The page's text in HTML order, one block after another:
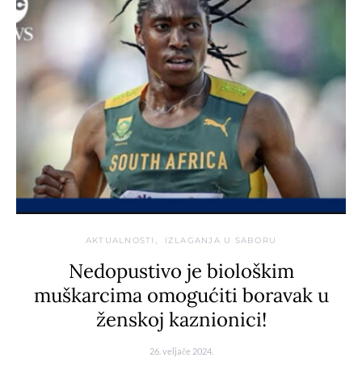
AKTUALNOSTI IZLAGANJA U SABORU
Nedopustivo je biološkim
muškarcima omogućiti boravak u
ženskoj kaznionici!
26. veljače 2024.